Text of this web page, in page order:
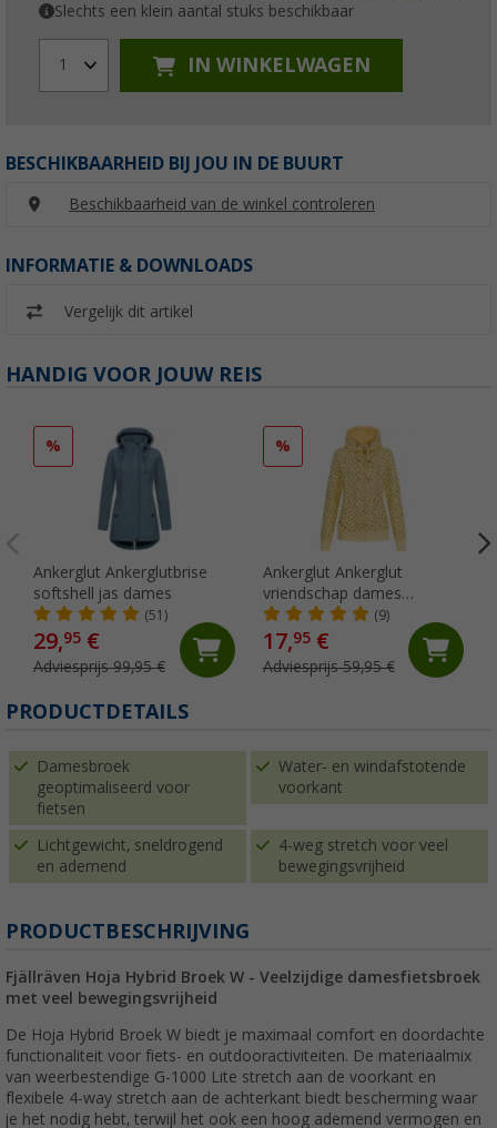
Slechts een klein aantal stuks beschikbaar
1 IN WINKELWAGEN
BESCHIKBAARHEID BIJ JOU IN DE BUURT
Beschikbaarheid van de winkel controleren
INFORMATIE & DOWNLOADS
Vergelijk dit artikel
HANDIG VOOR JOUW REIS
%
Ankerglut Ankerglutbrise
softshell jas dames
(51)
29,95 €
Adviesprijs 99,95 €
%
Ankerglut Ankerglut
vriendschap dames
sweatshirt jas
(9)
17,95€
Adviesprijs 59,95 €
PRODUCTDETAILS
Damesbroek
geoptimaliseerd voor
fietsen
Water- en windafstotende
voorkant
Lichtgewicht, sneldrogend
en ademend
4-weg stretch voor veel
bewegingsvrijheid
PRODUCTBESCHRIJVING
Fjällräven Hoja Hybrid Broek W - Veelzijdige damesfietsbroek
met veel bewegingsvrijheid
De Hoja Hybrid Broek W biedt je maximaal comfort en doordachte
functionaliteit voor fiets- en outdooractiviteiten. De materiaalmix
van weerbestendige G-1000 Lite stretch aan de voorkant en
flexibele 4-way stretch aan de achterkant biedt bescherming waar
je het nodig hebt, terwijl het ook een hoog ademend vermogen en